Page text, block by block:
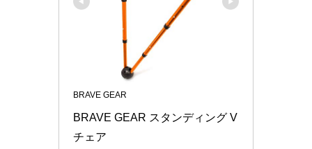
BRAVE GEAR
BRAVE GEAR スタンディング V
チェア